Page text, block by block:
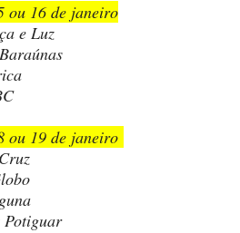
ou 16 de janeiro
e Luz
ou 19 de janeiro
Potiguar